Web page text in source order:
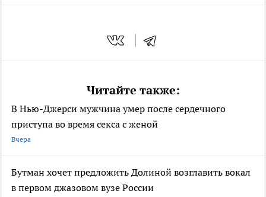
Читайте также:
В Нью-Джерси мужчина умер после сердечного
приступа во время секса с женой
Вчера
Бутман хочет предложить Долиной возглавить вокал
в первом джазовом вузе России